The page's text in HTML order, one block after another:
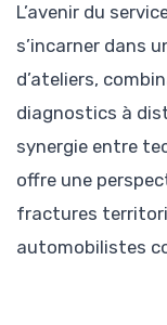
L’avenir du
s’incarner dans
d’ateliers,
diagnostics à
synergie entre
offre une
fractures
automobilistes